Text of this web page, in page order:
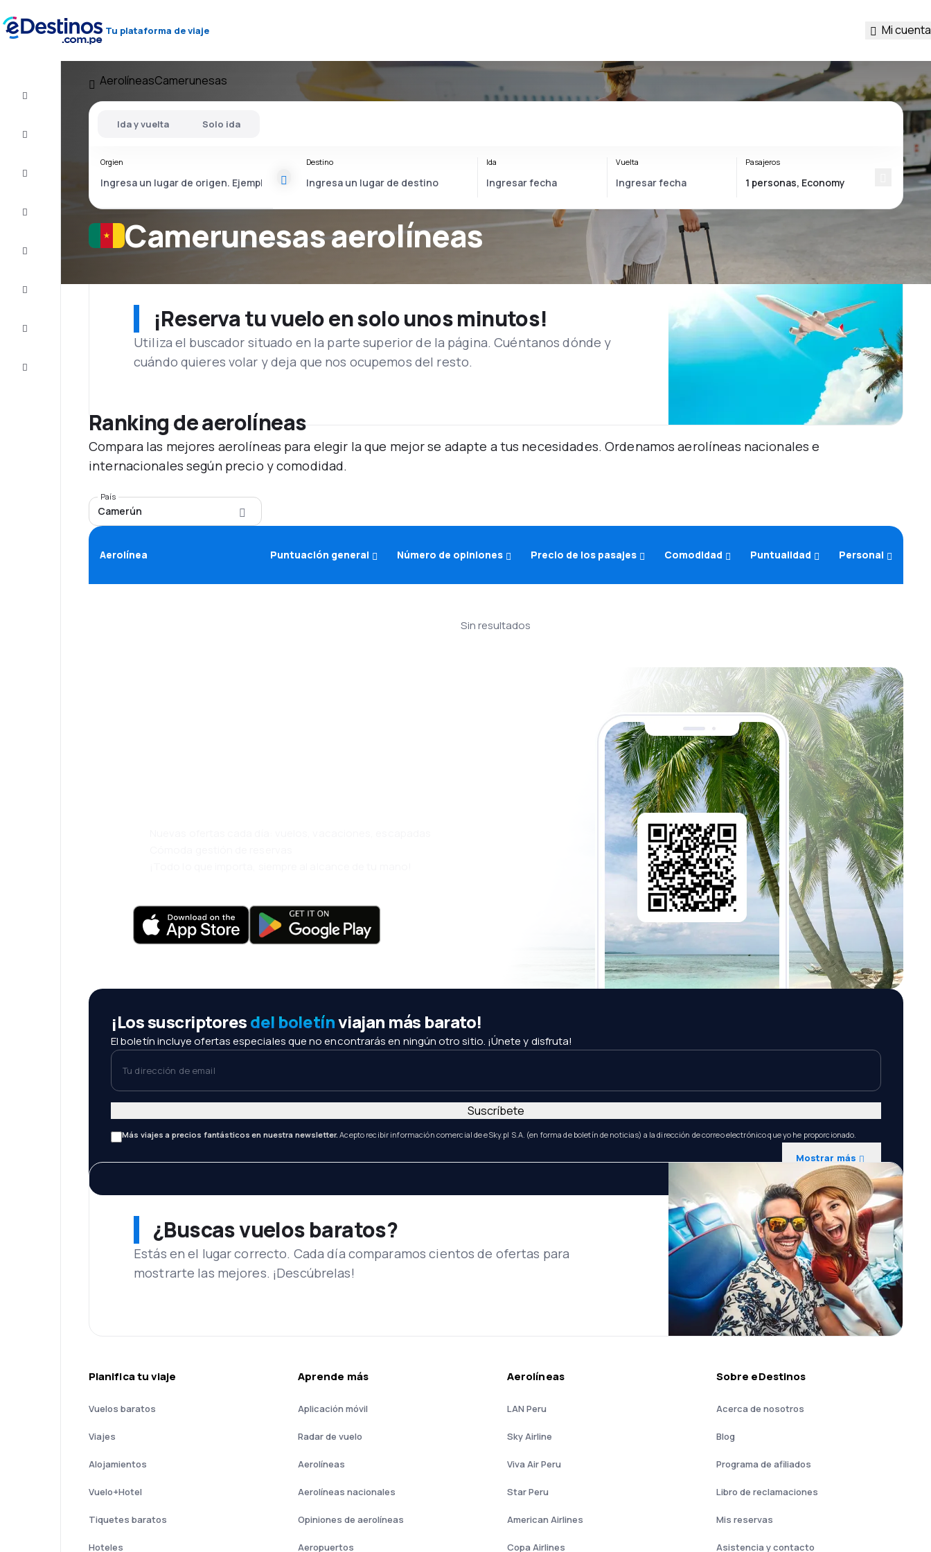
Tu plataforma de viaje Mi cuenta
Completa
AerolíneasCamerunesas
Camerunesas aerolíneas
Ida y vuelta Solo ida
Orgien Destino Ida Vuelta Pasajeros
¡Reserva tu vuelo en solo unos minutos!
Utiliza el buscador situado en la parte superior de la página. Cuéntanos dónde y
cuándo quieres volar y deja que nos ocupemos del resto.
Ranking de aerolíneas
Compara las mejores aerolíneas para elegir la que mejor se adapte a tus necesidades. Ordenamos aerolíneas nacionales e
internacionales según precio y comodidad.
País
Camerún
Aerolínea Puntuación general Número de opiniones Precio de los pasajes Comodidad Puntualidad Personal
Sin resultados
¡Los suscriptoresdel boletínviajan más barato!
El boletín incluye ofertas especiales que no encontrarás en ningún otro sitio. ¡Únete y disfruta!
Tu dirección de email
Más viajes a precios fantásticos en nuestra newsletter. Acepto recibir información comercial de eSky.pl S.A. (en forma de boletín de noticias) a la dirección de correo electrónico que yo he proporcionado.
Mostrar más
Suscríbete
¿Buscas vuelos baratos?
Estás en el lugar correcto. Cada día comparamos cientos de ofertas para
mostrarte las mejores. ¡Descúbrelas!
Planifica tu viaje
Vuelos baratos
Viajes
Alojamientos
Vuelo+Hotel
Tiquetes baratos
Hoteles
Aprende más
Aplicación móvil
Radar de vuelo
Aerolíneas
Aerolíneas nacionales
Opiniones de aerolíneas
Aeropuertos
Aerolíneas
LAN Peru
Sky Airline
Viva Air Peru
Star Peru
American Airlines
Copa Airlines
Sobre eDestinos
Acerca de nosotros
Blog
Programa de afiliados
Libro de reclamaciones
Mis reservas
Asistencia y contacto